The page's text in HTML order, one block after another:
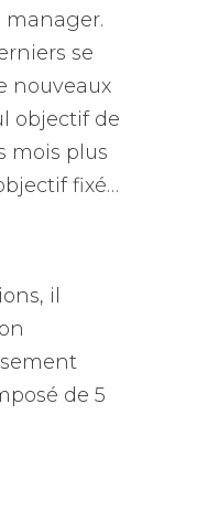
manager.
se
nouveaux
objectif de
mois plus
fixé…
il
de 5